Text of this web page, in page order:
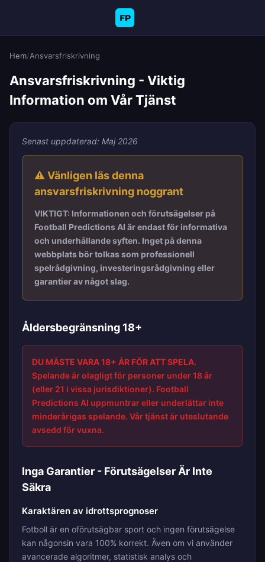
FP
Hem/Ansvarsfriskrivning
Ansvarsfriskrivning - Viktig
Information om Vår Tjänst
Senast uppdaterad: Maj 2026
⚠️ Vänligen läs denna
ansvarsfriskrivning noggrant
VIKTIGT: Informationen och förutsägelser på
Football Predictions AI är endast för informativa
och underhållande syften. Inget på denna
webbplats bör tolkas som professionell
spelrådgivning, investeringsrådgivning eller
garantier av något slag.
Åldersbegränsning 18+
DU MÅSTE VARA 18+ ÅR FÖR ATT SPELA.
Spelande är olagligt för personer under 18 år
(eller 21 i vissa jurisdiktioner). Football
Predictions AI uppmuntrar eller underlättar inte
minderårigas spelande. Vår tjänst är uteslutande
avsedd för vuxna.
Inga Garantier - Förutsägelser Är Inte
Säkra
Karaktären av idrottsprognoser
Fotboll är en oförutsägbar sport och ingen förutsägelse
kan någonsin vara 100% korrekt. Även om vi använder
avancerade algoritmer, statistisk analys och